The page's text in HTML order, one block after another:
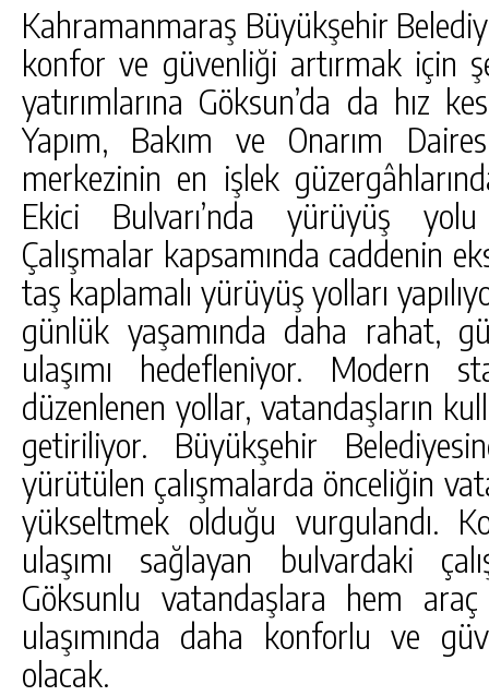
Kahramanmaraş Büyükşehir
konfor ve güvenliği artırmak için
yatırımlarına Göksun’da da hız
Yapım, Bakım ve Onarım
merkezinin en işlek
Ekici Bulvarı’nda yürüyüş
Çalışmalar kapsamında caddenin
taş kaplamalı yürüyüş yolları
günlük yaşamında daha rahat,
ulaşımı hedefleniyor. Modern
düzenlenen yollar, vatandaşların
getiriliyor. Büyükşehir
yürütülen çalışmalarda önceliğin
yükseltmek olduğu vurgulandı.
ulaşımı sağlayan bulvardaki
Göksunlu vatandaşlara hem
ulaşımında daha konforlu ve
olacak.
GÜNLÜK HABER AKIŞI
GÖKSUN HAFIZLIK KIZ KUR’AN KURSU
ÖĞRENCILERINE DARENDE GEZISI.